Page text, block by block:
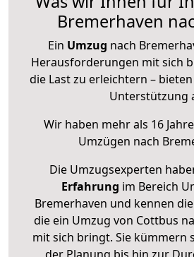
Bremerhaven
Ein Umzug nach
Herausforderungen mit sich
die Last zu erleichtern –
Unterstützung
Wir haben mehr als 16
Umzügen nach
Die Umzugsexperten
Erfahrung im Bereich
Bremerhaven und kennen
die ein Umzug von Cottbus
mit sich bringt. Sie kümmern